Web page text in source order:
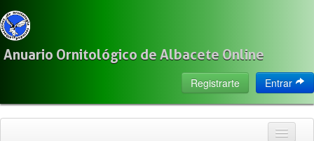
Anuario Ornitológico de Albacete Online
Entrar
Registrarte